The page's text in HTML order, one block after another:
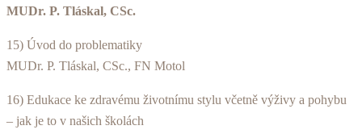
MUDr. P. Tláskal, CSc.
15) Úvod do problematiky
MUDr. P. Tláskal, CSc., FN Motol
16) Edukace ke zdravému životnímu stylu včetně výživy a pohybu
– jak je to v našich školách